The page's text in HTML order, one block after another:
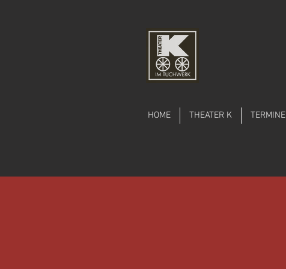
HOME THEATER K TERMINE